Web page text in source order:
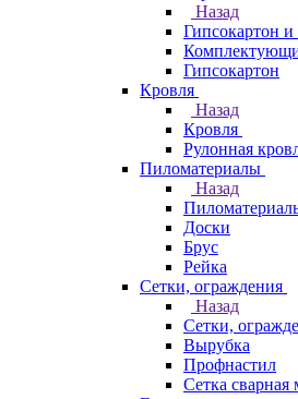
Назад
Гипсокартон
Гипсокартон
Кровля
Назад
Кровля
Рулонная
Пиломатериалы
Назад
Доски
Брус
Рейка
Сетки, ограждения
Назад
Сетки,
Вырубка
Профнастил
Сетка сварная